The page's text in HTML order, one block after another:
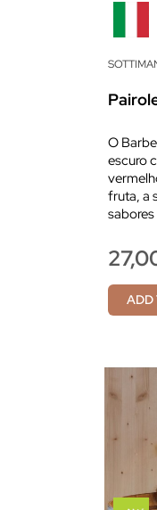
O
escuro
fruta, a
ADD